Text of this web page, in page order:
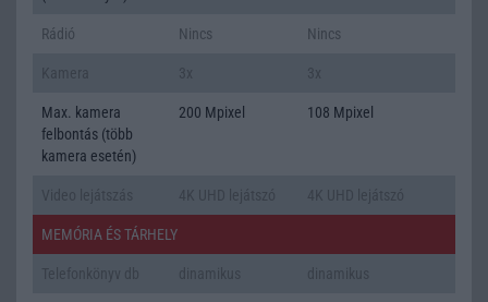
Rádió Nincs Nincs
Max. kamera
felbontás (több
kamera esetén)
200 Mpixel 108 Mpixel
MEMÓRIA ÉS TÁRHELY